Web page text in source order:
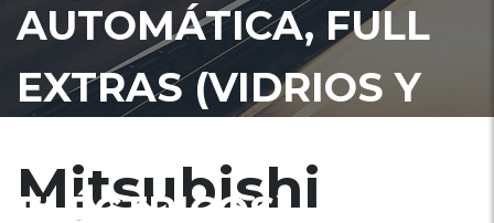
AUTOMÁTICA, FULL
EXTRAS (VIDRIOS Y
ELÉCTRICOS),
Mitsubishi